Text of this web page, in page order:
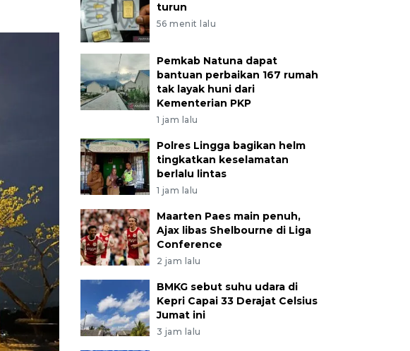
turun
56 menit lalu
Pemkab Natuna dapat
bantuan perbaikan 167 rumah
tak layak huni dari
Kementerian PKP
1 jam lalu
Polres Lingga bagikan helm
tingkatkan keselamatan
berlalu lintas
1 jam lalu
Maarten Paes main penuh,
Ajax libas Shelbourne di Liga
Conference
2 jam lalu
BMKG sebut suhu udara di
Kepri Capai 33 Derajat Celsius
Jumat ini
3 jam lalu